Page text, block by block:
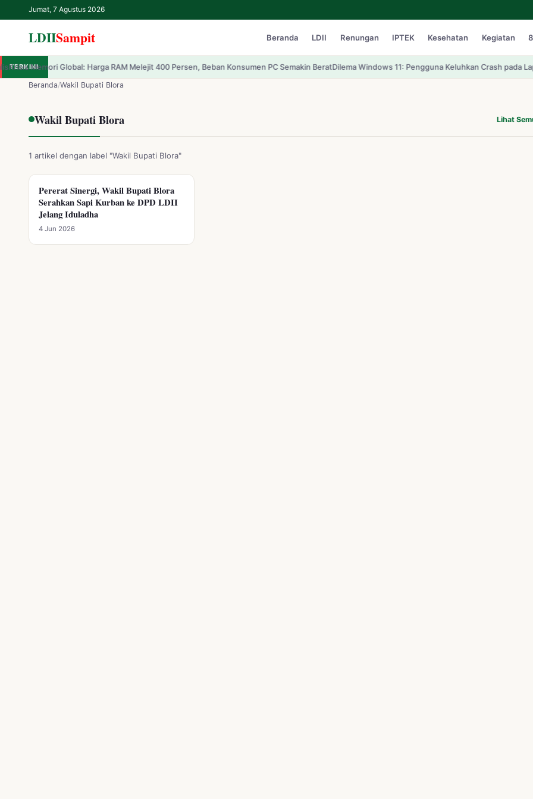
Jumat, 7 Agustus 2026
LDIISampit Beranda LDII Renungan IPTEK Kesehatan Kegiatan
LDIISampit
Beranda
Renungan
IPTEK
TERKINI
Global: Harga RAM Melejit 400 Persen, Beban Konsumen PC Semakin BeratDilema Windows 11: Pengguna Keluhkan Crash pada Laptop RAM
Beranda/Wakil Bupati Blora
Wakil Bupati Blora Lihat
1 artikel dengan label "Wakil Bupati Blora"
WAKIL BUPATI BLORA
Pererat Sinergi, Wakil Bupati Blora
Serahkan Sapi Kurban ke DPD LDII
Jelang Iduladha
4 Jun 2026